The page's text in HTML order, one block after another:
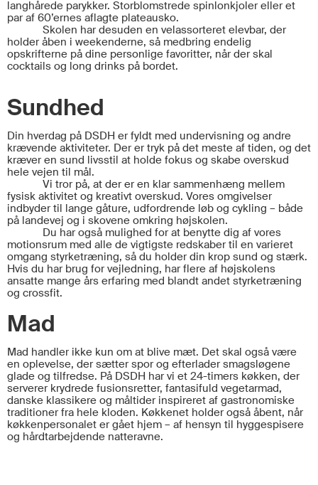
langhårede parykker. Storblomstrede spinlonkjoler eller et
par af 60’ernes aflagte plateausko.
Skolen har desuden en velassorteret elevbar, der
holder åben i weekenderne, så medbring endelig
opskrifterne på dine personlige favoritter, når der skal
cocktails og long drinks på bordet.
Sundhed
Din hverdag på DSDH er fyldt med undervisning og andre
krævende aktiviteter. Der er tryk på det meste af tiden, og det
kræver en sund livsstil at holde fokus og skabe overskud
hele vejen til mål.
Vi tror på, at der er en klar sammenhæng mellem
fysisk aktivitet og kreativt overskud. Vores omgivelser
indbyder til lange gåture, udfordrende løb og cykling – både
på landevej og i skovene omkring højskolen.
Du har også mulighed for at benytte dig af vores
motionsrum med alle de vigtigste redskaber til en varieret
omgang styrketræning, så du holder din krop sund og stærk.
Hvis du har brug for vejledning, har flere af højskolens
ansatte mange års erfaring med blandt andet styrketræning
og crossfit.
Mad
Mad handler ikke kun om at blive mæt. Det skal også være
en oplevelse, der sætter spor og efterlader smagsløgene
glade og tilfredse. På DSDH har vi et 24-timers køkken, der
serverer krydrede fusionsretter, fantasifuld vegetarmad,
danske klassikere og måltider inspireret af gastronomiske
traditioner fra hele kloden. Køkkenet holder også åbent, når
køkkenpersonalet er gået hjem – af hensyn til hyggespisere
og hårdtarbejdende natteravne.